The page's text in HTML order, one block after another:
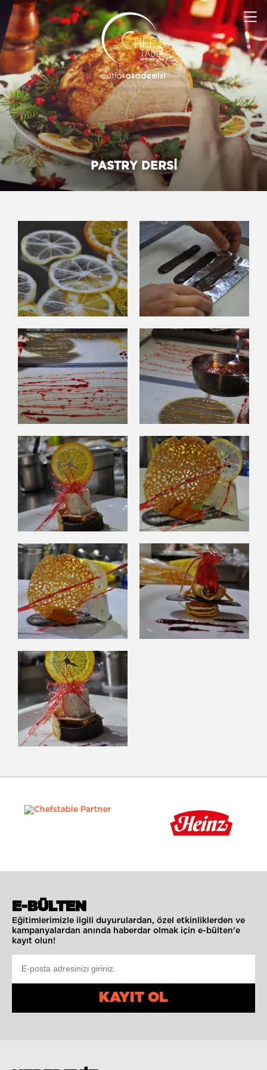
PASTRY DERSİ
E-BÜLTEN
Eğitimlerimizle ilgili duyurulardan, özel etkinliklerden ve
kampanyalardan anında haberdar olmak için e-bülten'e
kayıt olun!
KAYIT OL